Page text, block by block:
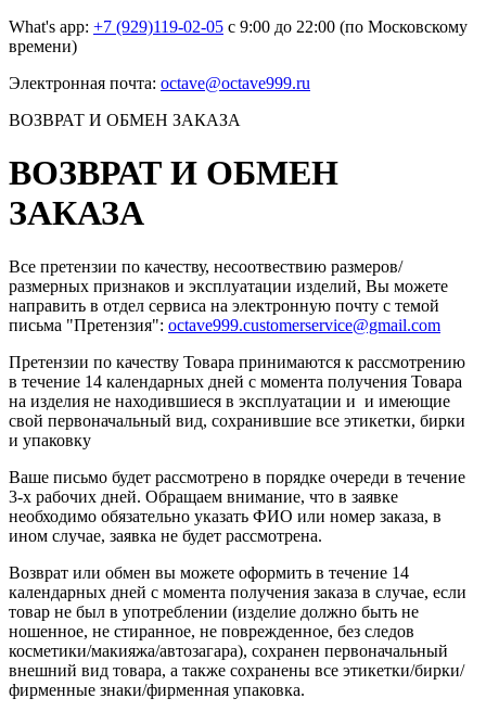
What's app: +7 (929)119-02-05 с 9:00 до 22:00 (по Московскому
времени)
Электронная почта: octave@octave999.ru
ВОЗВРАТ И ОБМЕН ЗАКАЗА
ВОЗВРАТ И ОБМЕН
ЗАКАЗА
Все претензии по качеству, несоотвествию размеров/
размерных признаков и эксплуатации изделий, Вы можете
направить в отдел сервиса на электронную почту c темой
письма "Претензия": octave999.customerservice@gmail.com
Претензии по качеству Товара принимаются к рассмотрению
в течение 14 календарных дней с момента получения Товара
на изделия не находившиеся в эксплуатации и и имеющие
свой первоначальный вид, сохранившие все этикетки, бирки
и упаковку
Ваше письмо будет рассмотрено в порядке очереди в течение
3-х рабочих дней. Обращаем внимание, что в заявке
необходимо обязательно указать ФИО или номер заказа, в
ином случае, заявка не будет рассмотрена.
Возврат или обмен вы можете оформить в течение 14
календарных дней с момента получения заказа в случае, если
товар не был в употреблении (изделие должно быть не
ношенное, не стиранное, не поврежденное, без следов
косметики/макияжа/автозагара), сохранен первоначальный
внешний вид товара, а также сохранены все этикетки/бирки/
фирменные знаки/фирменная упаковка.